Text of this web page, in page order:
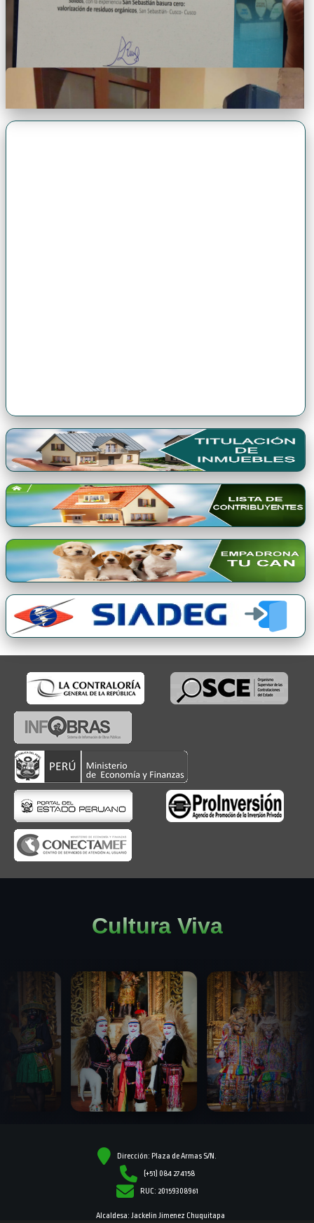
Cultura Viva
Dirección: Plaza de Armas S/N.
(+51) 084 274158
RUC: 20159308961
Alcaldesa: Jackelin Jimenez Chuquitapa